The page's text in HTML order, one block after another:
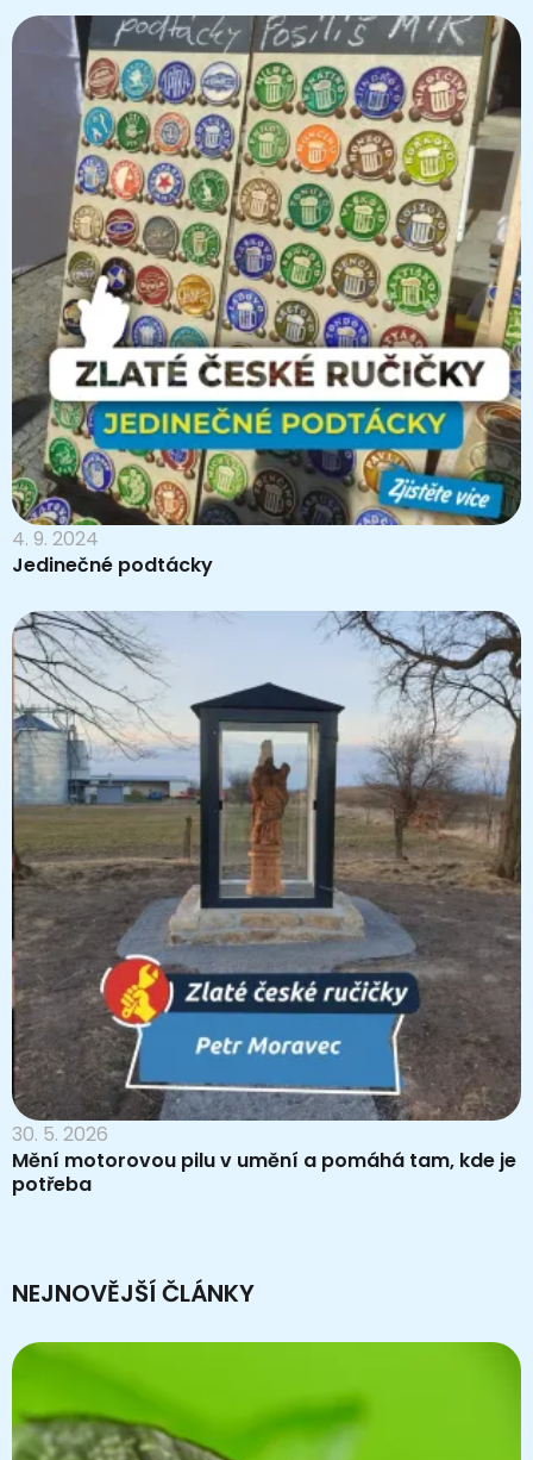
4. 9. 2024
Jedinečné podtácky
30. 5. 2026
Mění motorovou pilu v umění a pomáhá tam, kde je
potřeba
NEJNOVĚJŠÍ ČLÁNKY